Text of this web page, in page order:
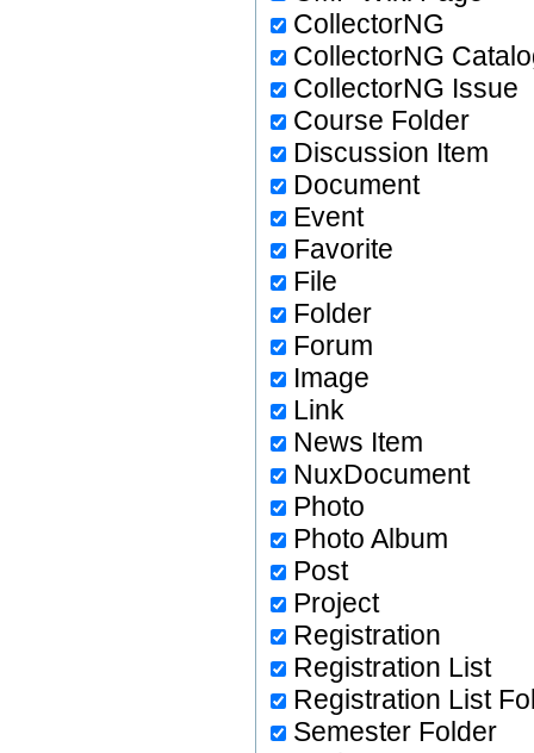
CollectorNG
CollectorNG
CollectorNG Issue
Course Folder
Discussion Item
Document
Event
Favorite
File
Folder
Forum
Image
Link
News Item
NuxDocument
Photo
Photo Album
Post
Project
Registration
Registration List
Registration List
Semester Folder